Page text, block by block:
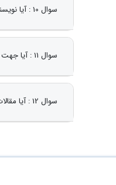
سوال 10 : آیا نویسندگان مقالات می توانند پس از ارسال مقالات آن را ویرایش نمایند؟ نحوه ویرایش مقالات چگونه است؟
سوال 11 : آیا جهت نوشتن و ارسال مقاله بایستی فرمت خاصی رعایت شود؟
سوال 12 : آیا مقالات مروری نیز مورد پذیرش واقع می شوند؟